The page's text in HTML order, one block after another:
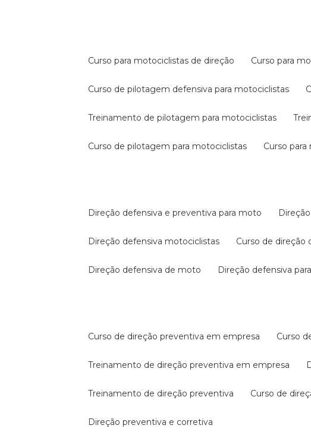
curso para motociclistas de direção curso para
curso de pilotagem defensiva para motociclistas
treinamento de pilotagem para motociclistas
curso de pilotagem para motociclistas curso
direção defensiva e preventiva para moto
direção defensiva motociclistas curso de direção
direção defensiva de moto direção defensiva
curso de direção preventiva em empresa curso
treinamento de direção preventiva em empresa
treinamento de direção preventiva curso de
direção preventiva e corretiva